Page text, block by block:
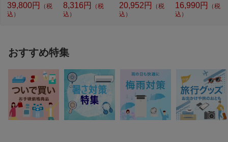
39,800円
（税
込）
8,316円
（税
込）
20,952円
（税
込）
16,990円
（税
込）
おすすめ特集